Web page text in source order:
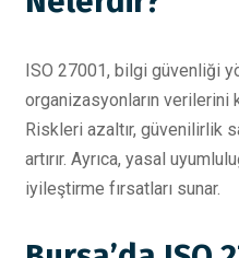
ISO 27001, bilgi güvenliği
organizasyonların verilerini
Riskleri azaltır, güvenilirlik
artırır. Ayrıca, yasal
iyileştirme fırsatları sunar.